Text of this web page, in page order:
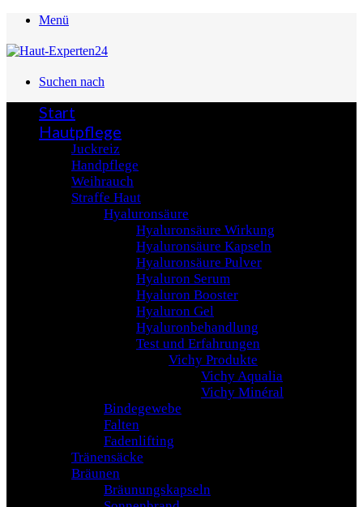
Menü
Suchen nach
Start
Hautpflege
Juckreiz
Handpflege
Weihrauch
Straffe Haut
Hyaluronsäure
Hyaluronsäure Wirkung
Hyaluronsäure Kapseln
Hyaluronsäure Pulver
Hyaluron Serum
Hyaluron Booster
Hyaluron Gel
Hyaluronbehandlung
Test und Erfahrungen
Vichy Produkte
Vichy Aqualia
Vichy Minéral
Bindegewebe
Falten
Fadenlifting
Tränensäcke
Bräunen
Bräunungskapseln